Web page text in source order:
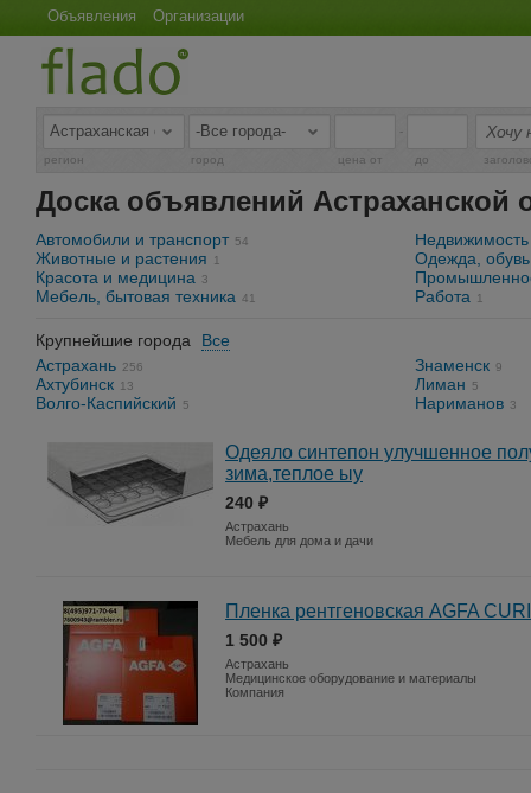
Объявления Организации
-
регион город цена от до
Доска объявлений Астраханской
Автомобили и транспорт 54
Животные и растения 1
Красота и медицина 3
Мебель, бытовая техника 41
Недвижимость
Одежда,
Работа
1
Крупнейшие города
Все
Астрахань 256
Ахтубинск 13
Волго-Каспийский 5
Знаменск 9
Лиман 5
Нариманов 3
Одеяло синтепон улучшенное
зима,теплое ыу
240 ₽
Астрахань
Мебель для дома и дачи
Пленка рентгеновская AGFA
1 500 ₽
Астрахань
Медицинское оборудование и материалы
Компания